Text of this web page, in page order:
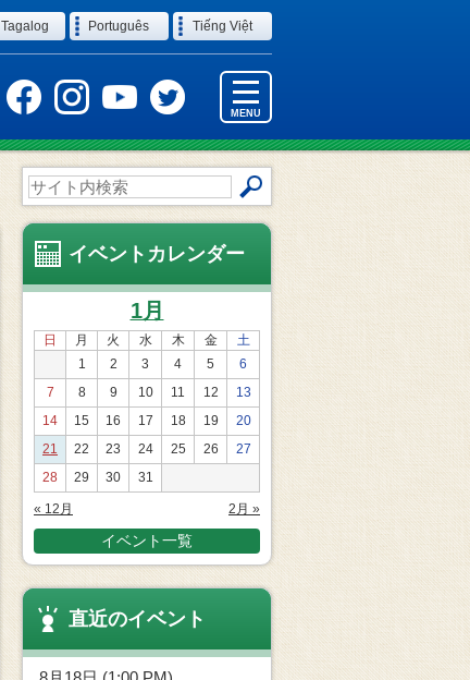
Tagalog Português
Tiếng Việt
MENU
サ
イ
ト
内
イベントカレンダー
1月
日 月 火 水 木 金
土
1
2 3 4 5
6
7
8 9 10 11 12
13
14
15 16 17 18 19
20
21
22 23 24 25 26
27
28
29 30 31
« 12月 2月 »
イベント一覧
直近のイベント